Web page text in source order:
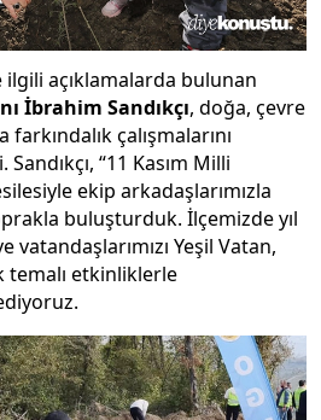
açıklamalarda bulunan
İbrahim Sandıkçı, doğa, çevre
farkındalık çalışmalarını
“11 Kasım Milli
ekip arkadaşlarımızla
buluşturduk. İlçemizde yıl
Yeşil Vatan,
temalı etkinliklerle